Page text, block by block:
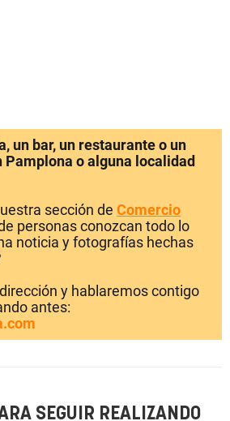
un bar, un restaurante o un
o alguna localidad
sección de Comercio
personas conozcan todo lo
noticia y fotografías hechas
y hablaremos contigo
antes:
SEGUIR REALIZANDO